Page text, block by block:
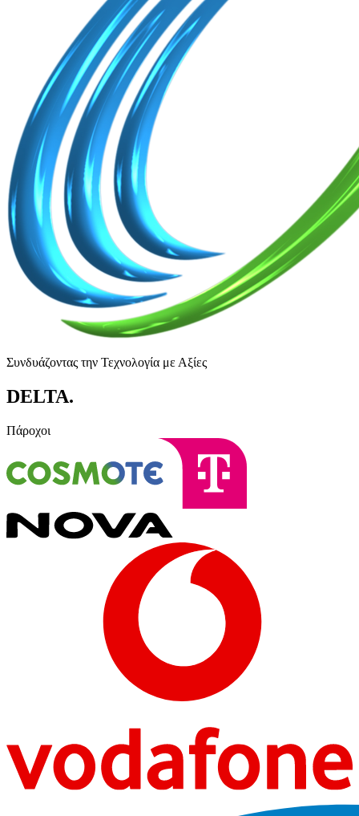
Συνδυάζοντας την Τεχνολογία με Αξίες
DELTA.
Πάροχοι